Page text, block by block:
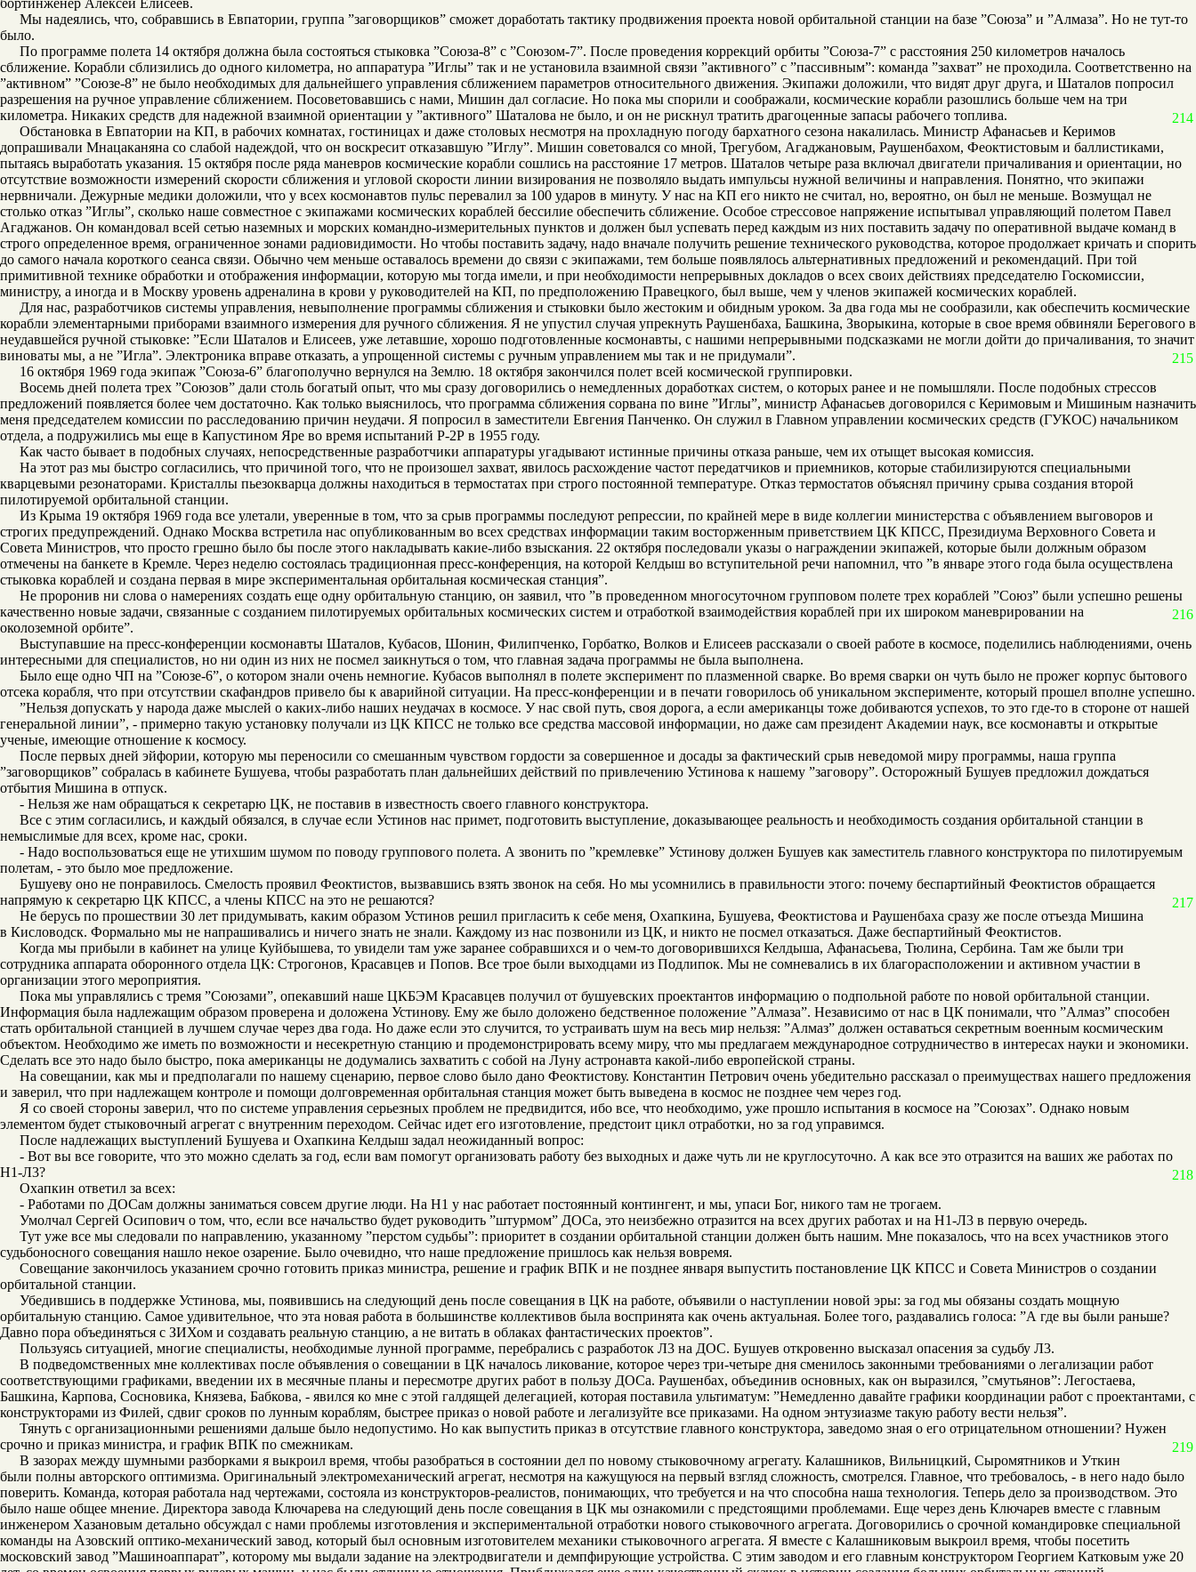
бортинженер Алексей Елисеев.
Мы надеялись, что, собравшись в Евпатории, группа ”заговорщиков” сможет доработать тактику продвижения проекта новой орбитальной станции на базе ”Союза” и ”Алмаза”. Но не тут-то
было.
По программе полета 14 октября должна была состояться стыковка ”Союза-8” с ”Союзом-7”. После проведения коррекций орбиты ”Союза-7” с расстояния 250 километров началось
сближение. Корабли сблизились до одного километра, но аппаратура ”Иглы” так и не установила взаимной связи ”активного” с ”пассивным”: команда ”захват” не проходила. Соответственно на
”активном” ”Союзе-8” не было необходимых для дальнейшего управления сближением параметров относительного движения. Экипажи доложили, что видят друг друга, и Шаталов попросил
разрешения на ручное управление сближением. Посоветовавшись с нами, Мишин дал согласие. Но пока мы спорили и соображали, космические корабли разошлись больше чем на три
километра. Никаких средств для надежной взаимной ориентации у ”активного” Шаталова
214
не было, и он не рискнул тратить драгоценные запасы рабочего топлива.
Обстановка в Евпатории на КП, в рабочих комнатах, гостиницах и даже столовых несмотря на прохладную погоду бархатного сезона накалилась. Министр Афанасьев и Керимов
допрашивали Мнацаканяна со слабой надеждой, что он воскресит отказавшую ”Иглу”. Мишин советовался со мной, Трегубом, Агаджановым, Раушенбахом, Феоктистовым и баллистиками,
пытаясь выработать указания. 15 октября после ряда маневров космические корабли сошлись на расстояние 17 метров. Шаталов четыре раза включал двигатели причаливания и ориентации, но
отсутствие возможности измерений скорости сближения и угловой скорости линии визирования не позволяло выдать импульсы нужной величины и направления. Понятно, что экипажи
нервничали. Дежурные медики доложили, что у всех космонавтов пульс перевалил за 100 ударов в минуту. У нас на КП его никто не считал, но, вероятно, он был не меньше. Возмущал не
столько отказ ”Иглы”, сколько наше совместное с экипажами космических кораблей бессилие обеспечить сближение. Особое стрессовое напряжение испытывал управляющий полетом Павел
Агаджанов. Он командовал всей сетью наземных и морских командно-измерительных пунктов и должен был успевать перед каждым из них поставить задачу по оперативной выдаче команд в
строго определенное время, ограниченное зонами радиовидимости. Но чтобы поставить задачу, надо вначале получить решение технического руководства, которое продолжает кричать и спорить
до самого начала короткого сеанса связи. Обычно чем меньше оставалось времени до связи с экипажами, тем больше появлялось альтернативных предложений и рекомендаций. При той
примитивной технике обработки и отображения информации, которую мы тогда имели, и при необходимости непрерывных докладов о всех своих действиях председателю Госкомиссии,
министру, а иногда и в Москву уровень адреналина в крови у руководителей на КП, по предположению Правецкого, был выше, чем у членов экипажей космических кораблей.
Для нас, разработчиков системы управления, невыполнение программы сближения и стыковки было жестоким и обидным уроком. За два года мы не сообразили, как обеспечить космические
корабли элементарными приборами взаимного измерения для ручного сближения. Я не упустил случая упрекнуть Раушенбаха, Башкина, Зворыкина, которые в свое время обвиняли Берегового в
неудавшейся ручной стыковке: ”Если Шаталов и Елисеев, уже летавшие, хорошо подготовленные космонавты, с нашими непрерывными подсказками не могли дойти до причаливания, то значит
215
виноваты мы, а не ”Игла”. Электроника вправе отказать, а упрощенной системы с ручным управлением мы так и не придумали”.
16 октября 1969 года экипаж ”Союза-6” благополучно вернулся на Землю. 18 октября закончился полет всей космической группировки.
Восемь дней полета трех ”Союзов” дали столь богатый опыт, что мы сразу договорились о немедленных доработках систем, о которых ранее и не помышляли. После подобных стрессов
предложений появляется более чем достаточно. Как только выяснилось, что программа сближения сорвана по вине ”Иглы”, министр Афанасьев договорился с Керимовым и Мишиным назначить
меня председателем комиссии по расследованию причин неудачи. Я попросил в заместители Евгения Панченко. Он служил в Главном управлении космических средств (ГУКОС) начальником
отдела, а подружились мы еще в Капустином Яре во время испытаний Р-2Р в 1955 году.
Как часто бывает в подобных случаях, непосредственные разработчики аппаратуры угадывают истинные причины отказа раньше, чем их отыщет высокая комиссия.
На этот раз мы быстро согласились, что причиной того, что не произошел захват, явилось расхождение частот передатчиков и приемников, которые стабилизируются специальными
кварцевыми резонаторами. Кристаллы пьезокварца должны находиться в термостатах при строго постоянной температуре. Отказ термостатов объяснял причину срыва создания второй
пилотируемой орбитальной станции.
Из Крыма 19 октября 1969 года все улетали, уверенные в том, что за срыв программы последуют репрессии, по крайней мере в виде коллегии министерства с объявлением выговоров и
строгих предупреждений. Однако Москва встретила нас опубликованным во всех средствах информации таким восторженным приветствием ЦК КПСС, Президиума Верховного Совета и
Совета Министров, что просто грешно было бы после этого накладывать какие-либо взыскания. 22 октября последовали указы о награждении экипажей, которые были должным образом
отмечены на банкете в Кремле. Через неделю состоялась традиционная пресс-конференция, на которой Келдыш во вступительной речи напомнил, что ”в январе этого года была осуществлена
стыковка кораблей и создана первая в мире экспериментальная орбитальная космическая станция”.
Не проронив ни слова о намерениях создать еще одну орбитальную станцию, он заявил, что ”в проведенном многосуточном групповом полете трех кораблей ”Союз” были успешно решены
качественно новые задачи, связанные с созданием пилотируемых
216
орбитальных космических систем и отработкой взаимодействия кораблей при их широком маневрировании на
околоземной орбите”.
Выступавшие на пресс-конференции космонавты Шаталов, Кубасов, Шонин, Филипченко, Горбатко, Волков и Елисеев рассказали о своей работе в космосе, поделились наблюдениями, очень
интересными для специалистов, но ни один из них не посмел заикнуться о том, что главная задача программы не была выполнена.
Было еще одно ЧП на ”Союзе-6”, о котором знали очень немногие. Кубасов выполнял в полете эксперимент по плазменной сварке. Во время сварки он чуть было не прожег корпус бытового
отсека корабля, что при отсутствии скафандров привело бы к аварийной ситуации. На пресс-конференции и в печати говорилось об уникальном эксперименте, который прошел вполне успешно.
”Нельзя допускать у народа даже мыслей о каких-либо наших неудачах в космосе. У нас свой путь, своя дорога, а если американцы тоже добиваются успехов, то это где-то в стороне от нашей
генеральной линии”, - примерно такую установку получали из ЦК КПСС не только все средства массовой информации, но даже сам президент Академии наук, все космонавты и открытые
ученые, имеющие отношение к космосу.
После первых дней эйфории, которую мы переносили со смешанным чувством гордости за совершенное и досады за фактический срыв неведомой миру программы, наша группа
”заговорщиков” собралась в кабинете Бушуева, чтобы разработать план дальнейших действий по привлечению Устинова к нашему ”заговору”. Осторожный Бушуев предложил дождаться
отбытия Мишина в отпуск.
- Нельзя же нам обращаться к секретарю ЦК, не поставив в известность своего главного конструктора.
Все с этим согласились, и каждый обязался, в случае если Устинов нас примет, подготовить выступление, доказывающее реальность и необходимость создания орбитальной станции в
немыслимые для всех, кроме нас, сроки.
- Надо воспользоваться еще не утихшим шумом по поводу группового полета. А звонить по ”кремлевке” Устинову должен Бушуев как заместитель главного конструктора по пилотируемым
полетам, - это было мое предложение.
Бушуеву оно не понравилось. Смелость проявил Феоктистов, вызвавшись взять звонок на себя. Но мы усомнились в правильности этого: почему беспартийный Феоктистов обращается
напрямую к секретарю ЦК КПСС, а члены КПСС на это не решаются?
217
Не берусь по прошествии 30 лет придумывать, каким образом Устинов решил пригласить к себе меня, Охапкина, Бушуева, Феоктистова и Раушенбаха сразу же после отъезда Мишина
в Кисловодск. Формально мы не напрашивались и ничего знать не знали. Каждому из нас позвонили из ЦК, и никто не посмел отказаться. Даже беспартийный Феоктистов.
Когда мы прибыли в кабинет на улице Куйбышева, то увидели там уже заранее собравшихся и о чем-то договорившихся Келдыша, Афанасьева, Тюлина, Сербина. Там же были три
сотрудника аппарата оборонного отдела ЦК: Строгонов, Красавцев и Попов. Все трое были выходцами из Подлипок. Мы не сомневались в их благорасположении и активном участии в
организации этого мероприятия.
Пока мы управлялись с тремя ”Союзами”, опекавший наше ЦКБЭМ Красавцев получил от бушуевских проектантов информацию о подпольной работе по новой орбитальной станции.
Информация была надлежащим образом проверена и доложена Устинову. Ему же было доложено бедственное положение ”Алмаза”. Независимо от нас в ЦК понимали, что ”Алмаз” способен
стать орбитальной станцией в лучшем случае через два года. Но даже если это случится, то устраивать шум на весь мир нельзя: ”Алмаз” должен оставаться секретным военным космическим
объектом. Необходимо же иметь по возможности и несекретную станцию и продемонстрировать всему миру, что мы предлагаем международное сотрудничество в интересах науки и экономики.
Сделать все это надо было быстро, пока американцы не додумались захватить с собой на Луну астронавта какой-либо европейской страны.
На совещании, как мы и предполагали по нашему сценарию, первое слово было дано Феоктистову. Константин Петрович очень убедительно рассказал о преимуществах нашего предложения
и заверил, что при надлежащем контроле и помощи долговременная орбитальная станция может быть выведена в космос не позднее чем через год.
Я со своей стороны заверил, что по системе управления серьезных проблем не предвидится, ибо все, что необходимо, уже прошло испытания в космосе на ”Союзах”. Однако новым
элементом будет стыковочный агрегат с внутренним переходом. Сейчас идет его изготовление, предстоит цикл отработки, но за год управимся.
После надлежащих выступлений Бушуева и Охапкина Келдыш задал неожиданный вопрос:
- Вот вы все говорите, что это можно сделать за год, если вам помогут организовать работу без выходных и даже чуть ли не круглосуточно. А как все это отразится на ваших же работах по
Н1-Л3?
218
Охапкин ответил за всех:
- Работами по ДОСам должны заниматься совсем другие люди. На H1 у нас работает постоянный контингент, и мы, упаси Бог, никого там не трогаем.
Умолчал Сергей Осипович о том, что, если все начальство будет руководить ”штурмом” ДОСа, это неизбежно отразится на всех других работах и на Н1-Л3 в первую очередь.
Тут уже все мы следовали по направлению, указанному ”перстом судьбы”: приоритет в создании орбитальной станции должен быть нашим. Мне показалось, что на всех участников этого
судьбоносного совещания нашло некое озарение. Было очевидно, что наше предложение пришлось как нельзя вовремя.
Совещание закончилось указанием срочно готовить приказ министра, решение и график ВПК и не позднее января выпустить постановление ЦК КПСС и Совета Министров о создании
орбитальной станции.
Убедившись в поддержке Устинова, мы, появившись на следующий день после совещания в ЦК на работе, объявили о наступлении новой эры: за год мы обязаны создать мощную
орбитальную станцию. Самое удивительное, что эта новая работа в большинстве коллективов была воспринята как очень актуальная. Более того, раздавались голоса: ”А где вы были раньше?
Давно пора объединяться с ЗИХом и создавать реальную станцию, а не витать в облаках фантастических проектов”.
Пользуясь ситуацией, многие специалисты, необходимые лунной программе, перебрались с разработок Л3 на ДОС. Бушуев откровенно высказал опасения за судьбу Л3.
В подведомственных мне коллективах после объявления о совещании в ЦК началось ликование, которое через три-четыре дня сменилось законными требованиями о легализации работ
соответствующими графиками, введении их в месячные планы и пересмотре других работ в пользу ДОСа. Раушенбах, объединив основных, как он выразился, ”смутьянов”: Легостаева,
Башкина, Карпова, Сосновика, Князева, Бабкова, - явился ко мне с этой галдящей делегацией, которая поставила ультиматум: ”Немедленно давайте графики координации работ с проектантами, с
конструкторами из Филей, сдвиг сроков по лунным кораблям, быстрее приказ о новой работе и легализуйте все приказами. На одном энтузиазме такую работу вести нельзя”.
Тянуть с организационными решениями дальше было недопустимо. Но как выпустить приказ в отсутствие главного конструктора, заведомо зная о его отрицательном отношении? Нужен
срочно и приказ министра, и график ВПК по смежникам.
219
В зазорах между шумными разборками я выкроил время, чтобы разобраться в состоянии дел по новому стыковочному агрегату. Калашников, Вильницкий, Сыромятников и Уткин
были полны авторского оптимизма. Оригинальный электромеханический агрегат, несмотря на кажущуюся на первый взгляд сложность, смотрелся. Главное, что требовалось, - в него надо было
поверить. Команда, которая работала над чертежами, состояла из конструкторов-peaлистов, понимающих, что требуется и на что способна наша технология. Теперь дело за производством. Это
было наше общее мнение. Директора завода Ключарева на следующий день после совещания в ЦК мы ознакомили с предстоящими проблемами. Еще через день Ключарев вместе с главным
инженером Хазановым детально обсуждал с нами проблемы изготовления и экспериментальной отработки нового стыковочного агрегата. Договорились о срочной командировке специальной
команды на Азовский оптико-механический завод, который был основным изготовителем механики стыковочного агрегата. Я вместе с Калашниковым выкроил время, чтобы посетить
московский завод ”Машиноаппарат”, которому мы выдали задание на электродвигатели и демпфирующие устройства. С этим заводом и его главным конструктором Георгием Катковым уже 20